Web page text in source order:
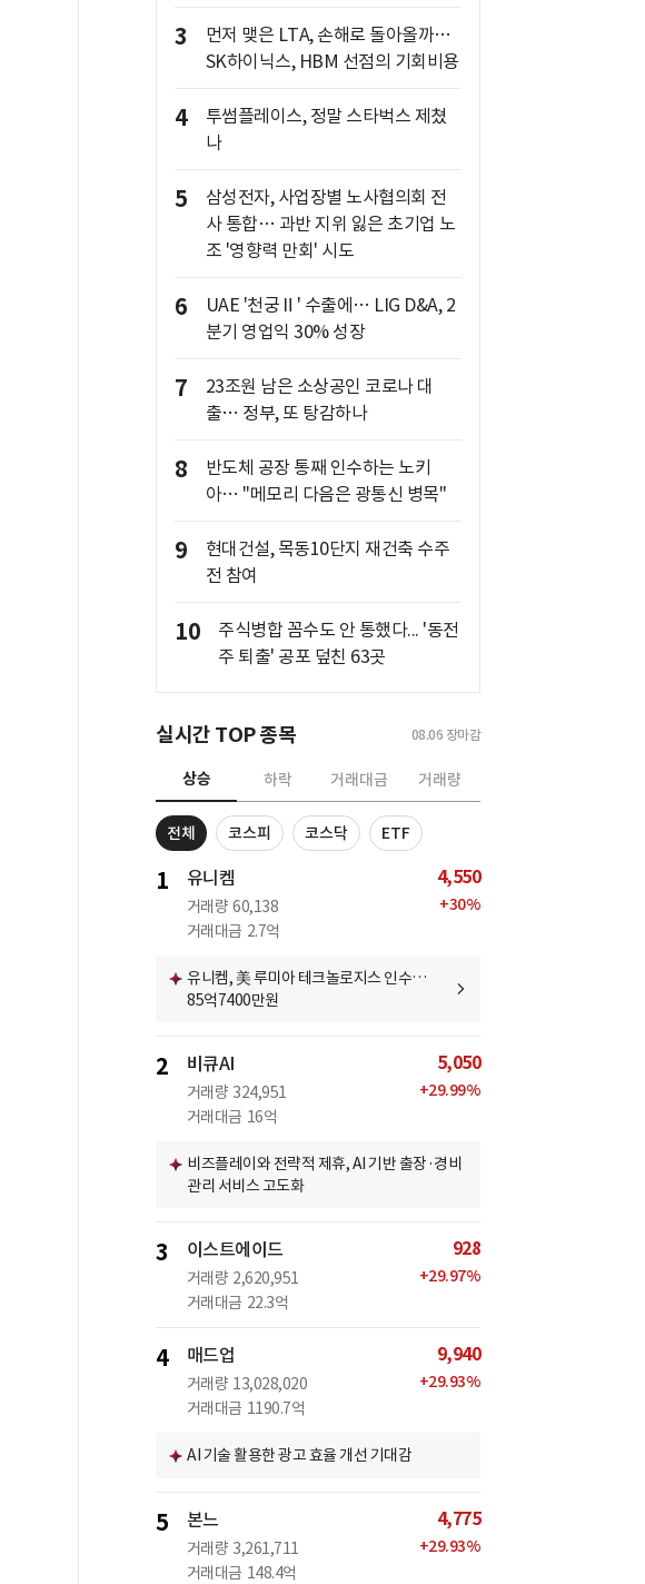
3
먼저 맺은 LTA, 손해로 돌아올까…
SK하이닉스, HBM 선점의 기회비용
4
투썸플레이스, 정말 스타벅스 제쳤
나
5
삼성전자, 사업장별 노사협의회 전
사 통합… 과반 지위 잃은 초기업 노
조 '영향력 만회' 시도
6
UAE '천궁Ⅱ' 수출에… LIG D&A, 2
분기 영업익 30% 성장
7
23조원 남은 소상공인 코로나 대
출… 정부, 또 탕감하나
8
반도체 공장 통째 인수하는 노키
아… "메모리 다음은 광통신 병목"
9
현대건설, 목동10단지 재건축 수주
전 참여
10
주식병합 꼼수도 안 통했다... '동전
주 퇴출' 공포 덮친 63곳
실시간 TOP 종목 08.06 장마감
상승 하락 거래대금 거래량
전체 코스피 코스닥 ETF
1 유니켐
거래량 60,138
거래대금 2.7억
4,550
+30%
유니켐, 美 루미아 테크놀로지스 인수…
85억7400만원
2 비큐AI
거래량 324,951
거래대금 16억
5,050
+29.99%
비즈플레이와 전략적 제휴, AI 기반 출장·경비
관리 서비스 고도화
3 이스트에이드
거래량 2,620,951
거래대금 22.3억
928
+29.97%
4 매드업
거래량 13,028,020
거래대금 1190.7억
9,940
+29.93%
AI 기술 활용한 광고 효율 개선 기대감
5 본느
거래량 3,261,711
거래대금 148.4억
4,775
+29.93%